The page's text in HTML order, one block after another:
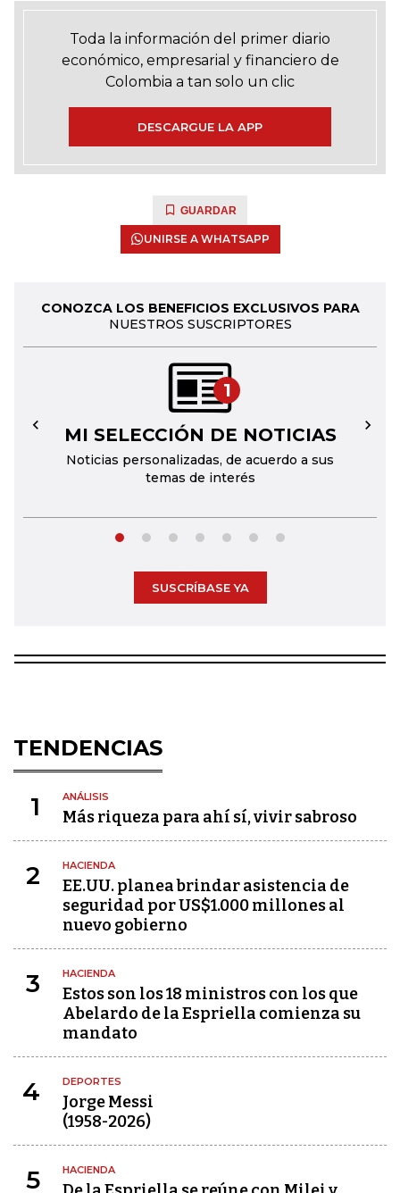
Toda la información del primer diario
económico, empresarial y financiero de
Colombia a tan solo un clic
DESCARGUE LA APP
GUARDAR
UNIRSE A WHATSAPP
CONOZCA LOS BENEFICIOS EXCLUSIVOS PARA
NUESTROS SUSCRIPTORES
1
MI SELECCIÓN DE NOTICIAS
Noticias personalizadas, de acuerdo a sus
temas de interés
← →
SUSCRÍBASE YA
TENDENCIAS
1 ANÁLISIS
Más riqueza para ahí sí, vivir sabroso
2 HACIENDA
EE.UU. planea brindar asistencia de
seguridad por US$1.000 millones al
nuevo gobierno
3 HACIENDA
Estos son los 18 ministros con los que
Abelardo de la Espriella comienza su
mandato
4 DEPORTES
Jorge Messi
(1958-2026)
5 HACIENDA